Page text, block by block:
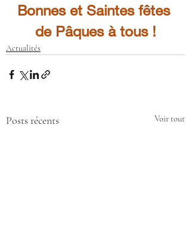
Bonnes et Saintes fêtes
de Pâques à tous !
Actualités
Posts récents Voir tout